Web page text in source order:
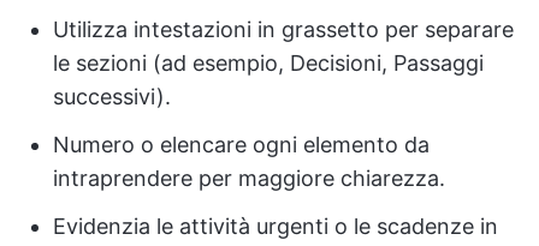
Utilizza intestazioni in grassetto per separare
le sezioni (ad esempio, Decisioni, Passaggi
successivi).
Numero o elencare ogni elemento da
intraprendere per maggiore chiarezza.
Evidenzia le attività urgenti o le scadenze in